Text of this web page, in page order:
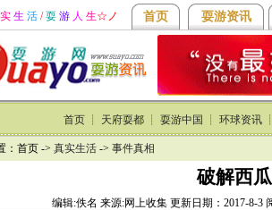
实 生 活 /耍 游人 生☆ ノ 首页 耍游资讯
首页 ┊ 天府耍都 ┊ 耍游中国 ┊ 环球资讯
：首页 -> 真实生活 -> 事件真相
破解西
编辑:佚名 来源:网上收集 更新日期：2017-8-3